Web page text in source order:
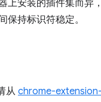
上安装的插件集而异
保持标识符稳定。
从 chrome-